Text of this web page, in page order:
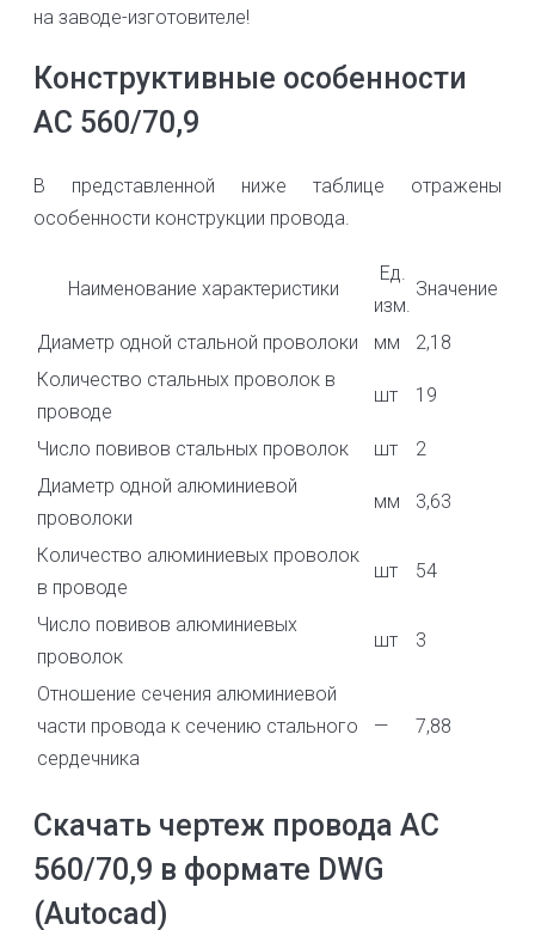
на заводе-изготовителе!
Конструктивные особенности
АС 560/70,9
В представленной ниже таблице отражены
особенности конструкции провода.
Наименование характеристики
Ед.
изм.
Значение
Диаметр одной стальной проволоки мм
2,18
Количество стальных проволок в
проводе
шт 19
Число повивов стальных проволок шт
2
Диаметр одной алюминиевой
проволоки
мм 3,63
Количество алюминиевых проволок
в проводе
шт 54
Число повивов алюминиевых
проволок
шт 3
Отношение сечения алюминиевой
части провода к сечению стального
сердечника
— 7,88
Скачать чертеж провода АС
560/70,9 в формате DWG
(Autocad)